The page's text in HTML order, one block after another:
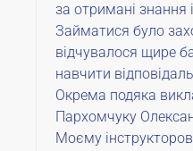
за отримані знання
Займатися було
відчувалося щире
навчити
Окрема подяка
Пархомчуку
Моєму